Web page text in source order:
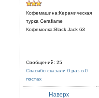
Кофемашина:Керамическая
турка Ceraflame
Кофемолка:Black Jack 63
Сообщений: 25
Спасибо сказали 0 раз в 0
постах
Наверх